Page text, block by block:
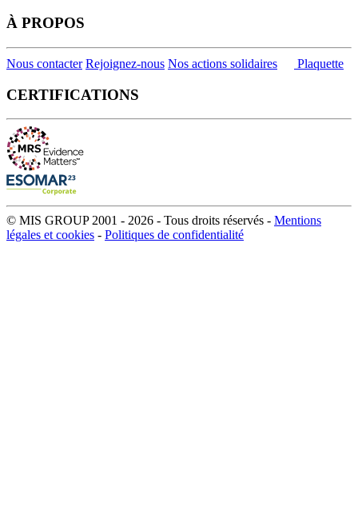
À PROPOS
Nous contacter Rejoignez-nous Nos actions solidaires Plaquette
CERTIFICATIONS
© MIS GROUP 2001 - 2026 - Tous droits réservés - Mentions
légales et cookies - Politiques de confidentialité